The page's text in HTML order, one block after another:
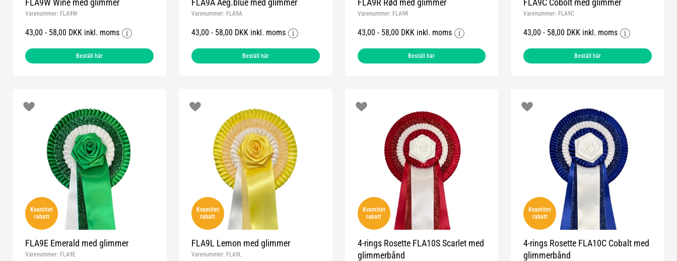
FLA9W Wine med glimmer
Varenummer: FLA9W
43,00 - 58,00 DKK inkl. moms
Beställ här
FLA9A Aeg.blue med glimmer
Varenummer: FLA9A
43,00 - 58,00 DKK inkl. moms
Beställ här
FLA9R Rød med glimmer
Varenummer: FLA9R
43,00 - 58,00 DKK inkl. moms
Beställ här
FLA9C Cobolt med glimmer
Varenummer: FLA9C
43,00 - 58,00 DKK inkl. moms
Beställ här
Kvantitet
rabatt
FLA9E Emerald med glimmer
Varenummer: FLA9E
Kvantitet
rabatt
FLA9L Lemon med glimmer
Varenummer: FLA9L
Kvantitet
rabatt
4-rings Rosette FLA10S Scarlet med
glimmerbånd
Kvantitet
rabatt
4-rings Rosette FLA10C Cobalt med
glimmerbånd